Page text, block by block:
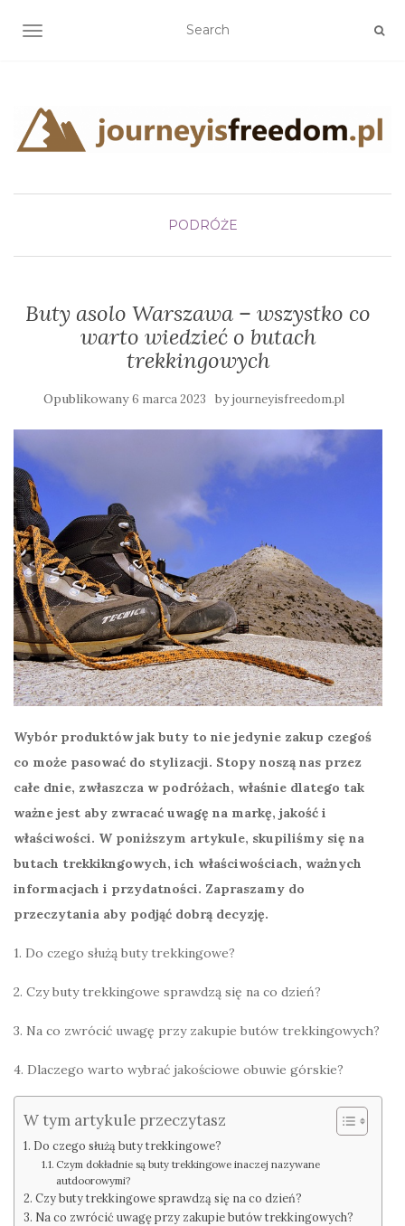
TOGGLE NAVIGATION
PODRÓŻE
Buty asolo Warszawa – wszystko co
warto wiedzieć o butach
trekkingowych
Opublikowany6 marca 2023 byjourneyisfreedom.pl
Wybór produktów jak buty to nie jedynie zakup czegoś
co może pasować do stylizacji. Stopy noszą nas przez
całe dnie, zwłaszcza w podróżach, właśnie dlatego tak
ważne jest aby zwracać uwagę na markę, jakość i
właściwości. W poniższym artykule, skupiliśmy się na
butach trekkikngowych, ich właściwościach, ważnych
informacjach i przydatności. Zapraszamy do
przeczytania aby podjąć dobrą decyzję.
1. Do czego służą buty trekkingowe?
2. Czy buty trekkingowe sprawdzą się na co dzień?
3. Na co zwrócić uwagę przy zakupie butów trekkingowych?
4. Dlaczego warto wybrać jakościowe obuwie górskie?
W tym artykule przeczytasz
Do czego służą buty trekkingowe?
Czym dokładnie są buty trekkingowe inaczej nazywane
autdoorowymi?
Czy buty trekkingowe sprawdzą się na co dzień?
Na co zwrócić uwagę przy zakupie butów trekkingowych?